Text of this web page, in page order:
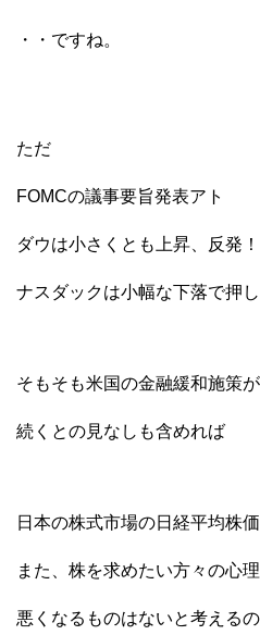
・・ですね。
ただ
FOMCの議事要旨発表アト
ダウは小さくとも上昇、反発！
ナスダックは小幅な下落で押し
そもそも米国の金融緩和施策
続くとの見なしも含めれば
日本の株式市場の日経平均株
また、株を求めたい方々の心
悪くなるものはないと考える